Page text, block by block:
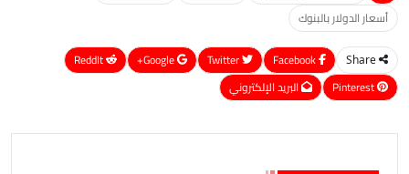
أسعار الدولار بالبنوك
Share
Google+
ReddIt
Pinterest
البريد الإلكتروني